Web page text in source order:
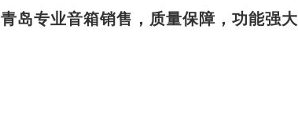
青岛专业音箱销售，质量保障，功能强大